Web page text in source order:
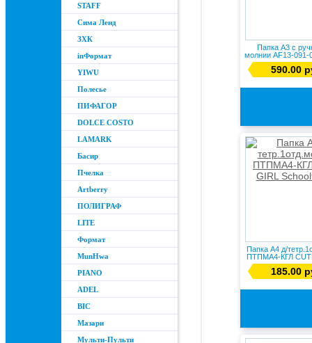
STAFF
Сима Ленд
ЗХК
inФормат
YIWU
Полесье
ПИФАГОР
DOLCE COSTO
LAMARK
Басир
Пчелка
Artberry
ПОЛИГРАФ
LITE
Формат
MunHwa
PIANO
ADEL
BIC
Мазари
Мульти-Пульти
Папка А3 с
молнии AF13-
НО...
590.00
Папка А4 д/
ПТПМА4-КГЛ
185.00